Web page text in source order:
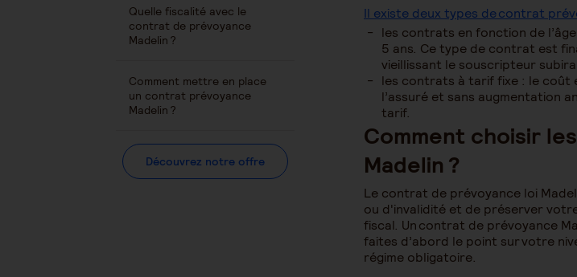
Quelle fiscalité avec le
contrat de prévoyance
Madelin ?
Comment mettre en place
un contrat prévoyance
Madelin ?
Découvrez notre offre
Il existe deux types de contrat
les contrats en fonction de
5 ans. Ce type de contrat est
vieillissant le souscripteur
les contrats à tarif fixe : le coût
l’assuré et sans augmentation
tarif.
Comment choisir
Madelin ?
Le contrat de prévoyance loi
ou d'invalidité et de préserver
fiscal. Un contrat de prévoyance
faites d’abord le point sur votre
régime obligatoire.